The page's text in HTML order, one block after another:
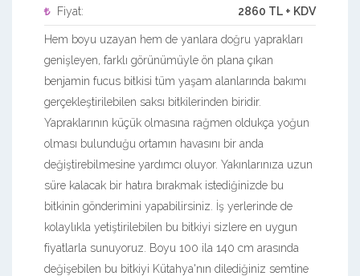
Fiyat: 2860 TL + KDV
Hem boyu uzayan hem de yanlara doğru yaprakları
genişleyen, farklı görünümüyle ön plana çıkan
benjamin fucus bitkisi tüm yaşam alanlarında bakımı
gerçekleştirilebilen saksı bitkilerinden biridir.
Yapraklarının küçük olmasına rağmen oldukça yoğun
olması bulunduğu ortamın havasını bir anda
değiştirebilmesine yardımcı oluyor. Yakınlarınıza uzun
süre kalacak bir hatıra bırakmak istediğinizde bu
bitkinin gönderimini yapabilirsiniz. İş yerlerinde de
kolaylıkla yetiştirilebilen bu bitkiyi sizlere en uygun
fiyatlarla sunuyoruz. Boyu 100 ila 140 cm arasında
değişebilen bu bitkiyi Kütahya'nın dilediğiniz semtine